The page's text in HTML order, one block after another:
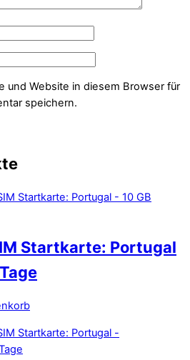
und Website in diesem Browser für
speichern.
Startkarte: Portugal